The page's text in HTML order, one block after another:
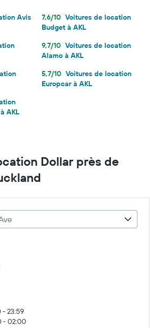
Avis
7,6/10 Voitures de location
Budget à AKL
9,7/10 Voitures de location
Alamo à AKL
5,7/10 Voitures de location
Europcar à AKL
AKL
Dollar près de
- 23:59
- 02:00